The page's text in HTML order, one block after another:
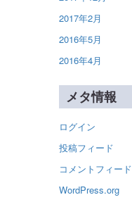
2017年2月
2016年5月
2016年4月
メタ情報
ログイン
投稿フィード
コメントフィード
WordPress.org